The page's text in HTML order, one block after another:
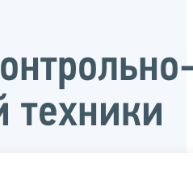
техники